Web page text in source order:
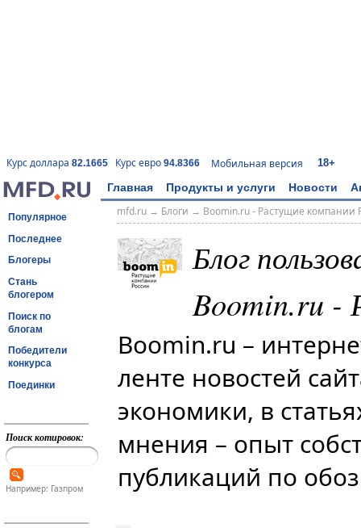
Курс доллара 82.1665 Курс евро 94.8366 Мобильная версия 18+
Главная Продукты и услуги Новости
Популярное
Последнее
Блогеры
Стань
блогером
Поиск по
блогам
Победители
конкурса
Поединки
Поиск котировок:
Например: Газпром
mfd.ru→ Блоги → Boomin.ru - Растущие компании
Блог
Boomin.ru -
Boomin.ru –
ленте новостей
экономики, в
мнения – опыт
публикаций по